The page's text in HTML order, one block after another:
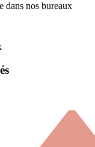
dans nos bureaux